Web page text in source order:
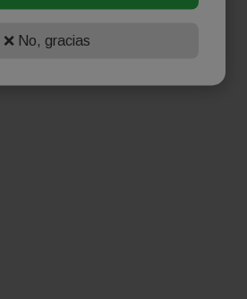
❌ No, gracias